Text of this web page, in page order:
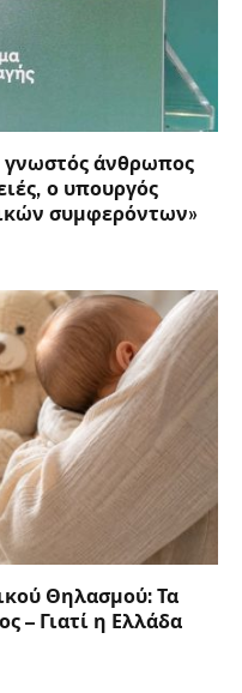
γνωστός άνθρωπος
ο υπουργός
συμφερόντων»
Θηλασμού: Τα
– Γιατί η Ελλάδα